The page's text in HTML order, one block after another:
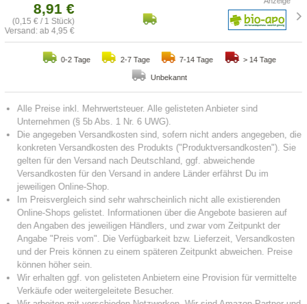
8,91 €
(0,15 € / 1 Stück)
Versand: ab 4,95 €
0-2 Tage 2-7 Tage 7-14 Tage > 14 Tage
Unbekannt